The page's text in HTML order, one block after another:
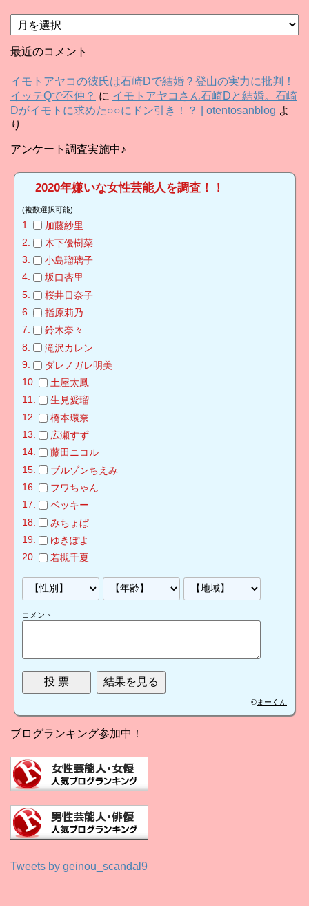
ア
ー
カ
ブ
最近のコメント
イモトアヤコの彼氏は石崎Dで結婚？登山の実力に批判！
イッテQで不仲？ に イモトアヤコさん石崎Dと結婚。石崎
Dがイモトに求めた○○にドン引き！？ | otentosanblog よ
り
アンケート調査実施中♪
2020年嫌いな女性芸能人を調査！！
(複数選択可能)
加藤紗里
木下優樹菜
小島瑠璃子
坂口杏里
桜井日奈子
指原莉乃
鈴木奈々
滝沢カレン
ダレノガレ明美
土屋太鳳
生見愛瑠
橋本環奈
広瀬すず
藤田ニコル
ブルゾンちえみ
フワちゃん
ベッキー
みちょぱ
ゆきぽよ
若槻千夏
コメント
©まーくん
ブログランキング参加中！
Tweets by geinou_scandal9